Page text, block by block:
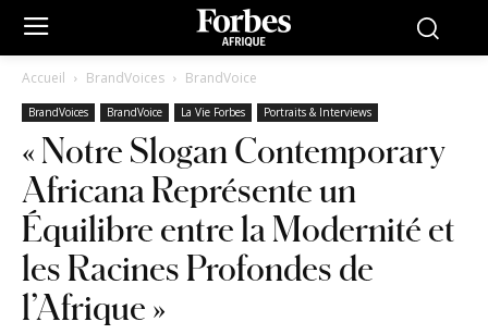
Accueil BrandVoices BrandVoice
BrandVoices BrandVoice La Vie Forbes Portraits & Interviews
« Notre Slogan Contemporary
Africana Représente un
Équilibre entre la Modernité et
les Racines Profondes de
l’Afrique »